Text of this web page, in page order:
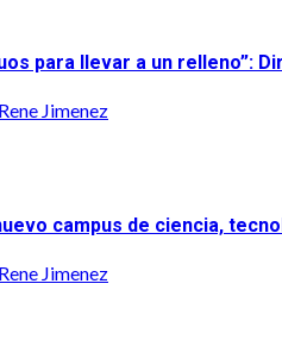
para llevar a un relleno”:
Jimenez
campus de ciencia,
Jimenez